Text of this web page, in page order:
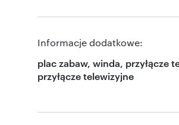
Informacje dodatkowe:
plac zabaw, winda, przyłącze
przyłącze telewizyjne